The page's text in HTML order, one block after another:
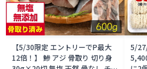
【5/30限定 エントリーでP最大
12倍！】 鯵 アジ 骨取り 切り身
5/